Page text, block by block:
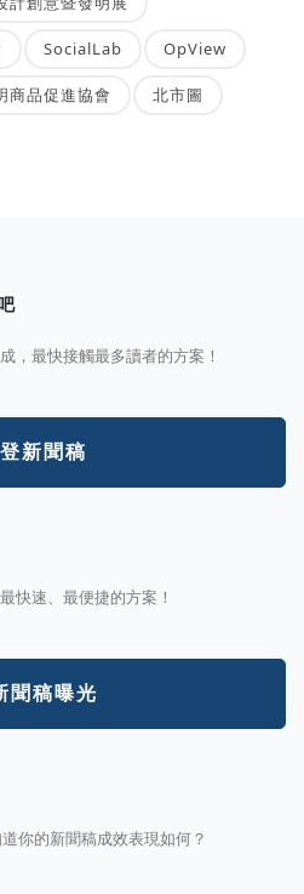
SocialLab OpView
商品促進協會 北市圖
，最快接觸最多讀者的方案！
新聞稿
快速、最便捷的方案！
聞稿曝光
你的新聞稿成效表現如何？